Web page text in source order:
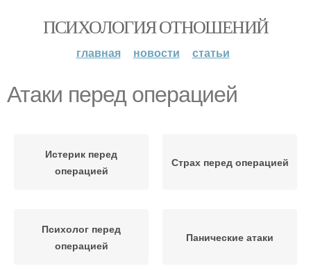
ПСИХОЛОГИЯ ОТНОШЕНИЙ
главная новости статьи
Атаки перед операцией
Истерик перед
операцией
Страх перед операцией
Психолог перед
операцией
Панические атаки